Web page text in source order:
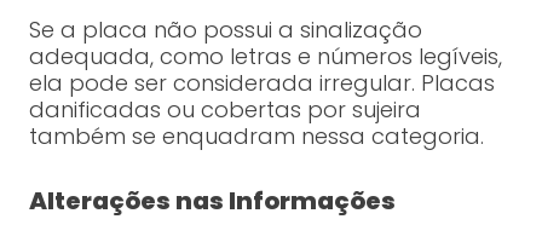
Se a placa não possui a sinalização
adequada, como letras e números legíveis,
ela pode ser considerada irregular. Placas
danificadas ou cobertas por sujeira
também se enquadram nessa categoria.
Alterações nas Informações